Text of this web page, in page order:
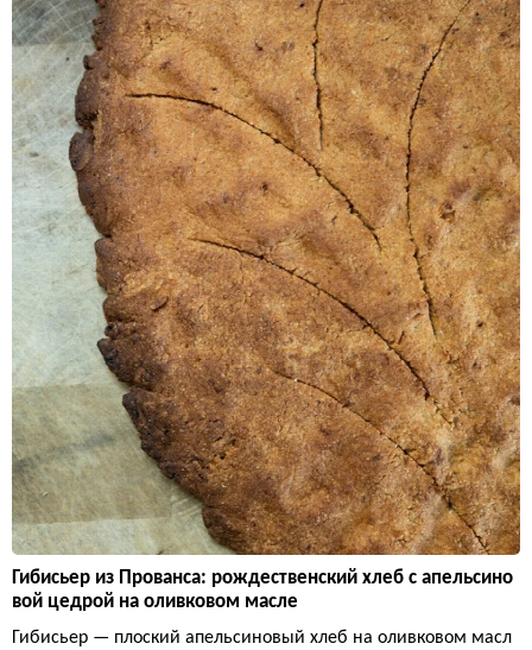
Гибисьер из Прованса: рождественский хлеб с апельсино
вой цедрой на оливковом масле
Гибисьер — плоский апельсиновый хлеб на оливковом масл